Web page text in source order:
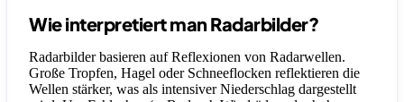
Wie interpretiert man Radarbilder?
Radarbilder basieren auf Reflexionen von Radarwellen.
Große Tropfen, Hagel oder Schneeflocken reflektieren die
Wellen stärker, was als intensiver Niederschlag dargestellt